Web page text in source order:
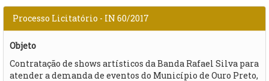
Processo Licitatório - IN 60/2017
Objeto
Contratação de shows artísticos da Banda Rafael Silva para
atender a demanda de eventos do Município de Ouro Preto,